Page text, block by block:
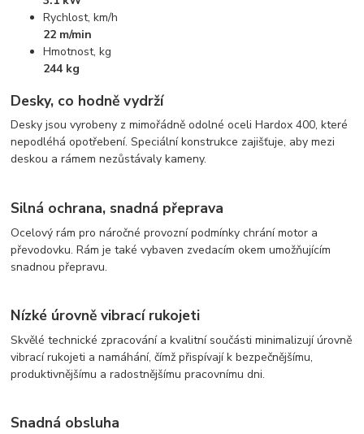
Rychlost, km/h
22 m/min
Hmotnost, kg
244 kg
Desky, co hodně vydrží
Desky jsou vyrobeny z mimořádně odolné oceli Hardox 400, které
nepodléhá opotřebení. Speciální konstrukce zajišťuje, aby mezi
deskou a rámem nezůstávaly kameny.
Silná ochrana, snadná přeprava
Ocelový rám pro náročné provozní podmínky chrání motor a
převodovku. Rám je také vybaven zvedacím okem umožňujícím
snadnou přepravu.
Nízké úrovně vibrací rukojeti
Skvělé technické zpracování a kvalitní součásti minimalizují úrovně
vibrací rukojeti a namáhání, čímž přispívají k bezpečnějšímu,
produktivnějšímu a radostnějšímu pracovnímu dni.
Snadná obsluha